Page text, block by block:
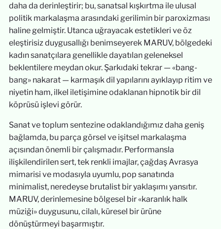
daha da derinleştirir; bu, sanatsal kışkırtma ile ulusal
politik markalaşma arasındaki gerilimin bir paroxizması
haline gelmiştir. Utanca uğrayacak estetikleri ve öz
eleştirisiz duygusallığı benimseyerek MARUV, bölgedeki
kadın sanatçılara genellikle dayatılan geleneksel
beklentilere meydan okur. Şarkıdaki tekrar — «bang-
bang» nakarat — karmaşık dil yapılarını ayıklayıp ritim ve
niyetin ham, ilkel iletişimine odaklanan hipnotik bir dil
köprüsü işlevi görür.
Sanat ve toplum sentezine odaklandığımız daha geniş
bağlamda, bu parça görsel ve işitsel markalaşma
açısından önemli bir çalışmadır. Performansla
ilişkilendirilen sert, tek renkli imajlar, çağdaş Avrasya
mimarisi ve modasıyla uyumlu, pop sanatında
minimalist, neredeyse brutalist bir yaklaşımı yansıtır.
MARUV, derinlemesine bölgesel bir «karanlık halk
müziği» duygusunu, cilalı, küresel bir ürüne
dönüştürmeyi başarmıştır.